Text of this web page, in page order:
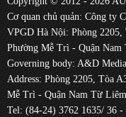
Cơ quan chủ quản: Công ty
VPGD Hà Nội: Phòng
Phường Mễ Trì - Quận
Governing body: A&D
Address: Phòng 2205, Tòa
Mễ Trì - Quận Nam Từ
Tel: (84-24) 3762 1635/ 36